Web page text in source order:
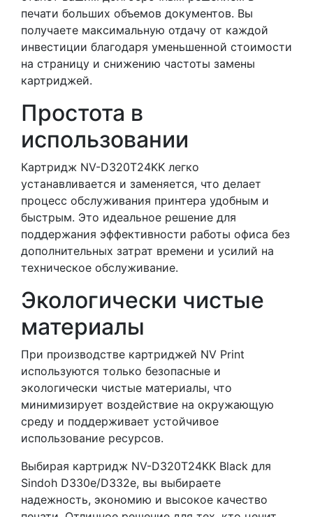
печати больших объемов документов. Вы
получаете максимальную отдачу от каждой
инвестиции благодаря уменьшенной стоимости
на страницу и снижению частоты замены
картриджей.
Простота в
использовании
Картридж NV-D320T24KK легко
устанавливается и заменяется, что делает
процесс обслуживания принтера удобным и
быстрым. Это идеальное решение для
поддержания эффективности работы офиса без
дополнительных затрат времени и усилий на
техническое обслуживание.
Экологически чистые
материалы
При производстве картриджей NV Print
используются только безопасные и
экологически чистые материалы, что
минимизирует воздействие на окружающую
среду и поддерживает устойчивое
использование ресурсов.
Выбирая картридж NV-D320T24KK Black для
Sindoh D330e/D332e, вы выбираете
надежность, экономию и высокое качество